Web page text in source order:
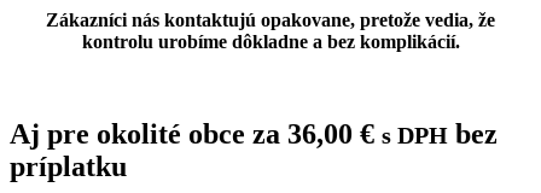
Zákazníci nás kontaktujú opakovane, pretože vedia, že
kontrolu urobíme dôkladne a bez komplikácií.
Aj pre okolité obce za 36,00 € s DPH bez
príplatku